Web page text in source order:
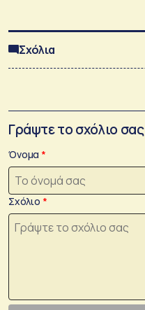
Σχόλια
Γράψτε το σχόλιο σας
Όνομα
Σχόλιο